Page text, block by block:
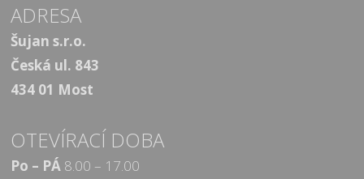
ADRESA
Šujan s.r.o.
Česká ul. 843
434 01 Most
OTEVÍRACÍ DOBA
Po – PÁ 8.00 – 17.00